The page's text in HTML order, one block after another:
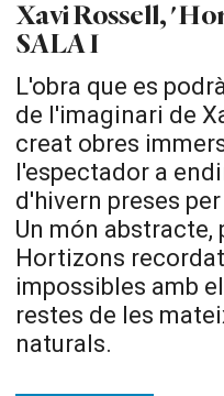
Xavi Rossell,
SALA I
L'obra que es
de l'imaginari de
creat obres
l'espectador a
d'hivern preses
Un món
Hortizons
impossibles amb
restes de les
naturals.